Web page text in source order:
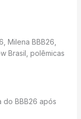
Milena BBB26,
Brasil, polêmicas
do BBB26 após